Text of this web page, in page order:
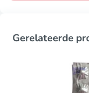
Gerelateerde